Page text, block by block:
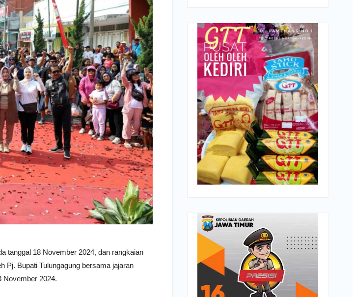
tanggal 18 November 2024, dan rangkaian
Pj. Bupati Tulungagung bersama jajaran
November 2024.